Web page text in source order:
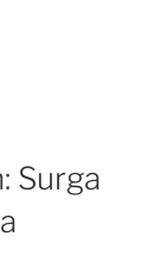
Surga